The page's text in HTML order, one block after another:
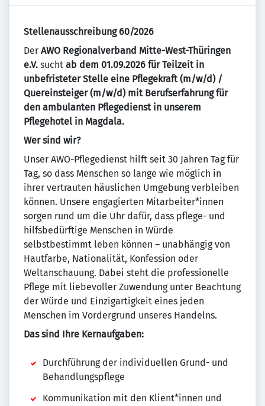
Stellenausschreibung 60/2026
Der AWO Regionalverband Mitte-West-Thüringen
e.V. sucht ab dem 01.09.2026 für Teilzeit in
unbefristeter Stelle eine Pflegekraft (m/w/d) /
Quereinsteiger (m/w/d) mit Berufserfahrung für
den ambulanten Pflegedienst in unserem
Pflegehotel in Magdala.
Wer sind wir?
Unser AWO-Pflegedienst hilft seit 30 Jahren Tag für
Tag, so dass Menschen so lange wie möglich in
ihrer vertrauten häuslichen Umgebung verbleiben
können. Unsere engagierten Mitarbeiter*innen
sorgen rund um die Uhr dafür, dass pflege- und
hilfsbedürftige Menschen in Würde
selbstbestimmt leben können – unabhängig von
Hautfarbe, Nationalität, Konfession oder
Weltanschauung. Dabei steht die professionelle
Pflege mit liebevoller Zuwendung unter Beachtung
der Würde und Einzigartigkeit eines jeden
Menschen im Vordergrund unseres Handelns.
Das sind Ihre Kernaufgaben:
Durchführung der individuellen Grund- und
Behandlungspflege
Kommunikation mit den Klient*innen und